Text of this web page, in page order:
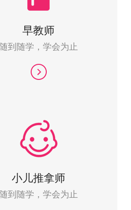
早教师
随到随学，学会为止
小儿推拿师
随到随学，学会为止